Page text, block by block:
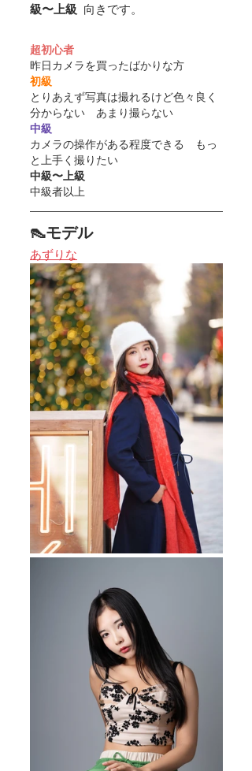
級〜上級 向きです。
超初心者
昨日カメラを買ったばかりな方
初級
とりあえず写真は撮れるけど色々良く
分からない　あまり撮らない
中級
カメラの操作がある程度できる　もっ
と上手く撮りたい
中級〜上級
中級者以上
👠モデル
あずりな